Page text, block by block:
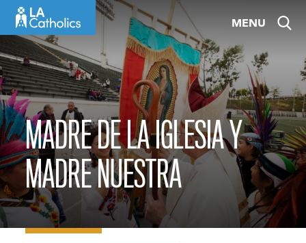
content
MENU
MADRE DE LA IGLESIA Y
MADRE NUESTRA